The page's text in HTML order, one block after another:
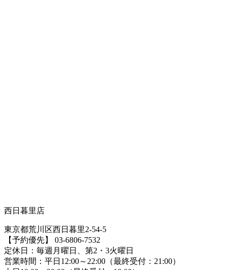
西日暮里店
東京都荒川区西日暮里2-54-5
【予約優先】 03-6806-7532
定休日：毎週月曜日、第2・3火曜日
営業時間：平日12:00～22:00（最終受付：21:00）